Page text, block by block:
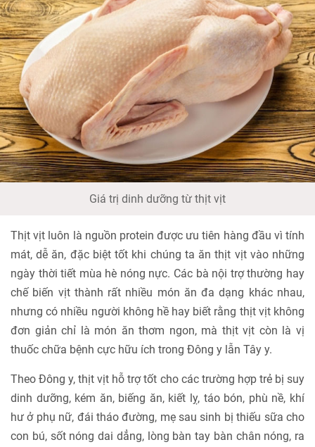
Giá trị dinh dưỡng từ thịt vịt
Thịt vịt luôn là nguồn protein được ưu tiên hàng đầu vì tính
mát, dễ ăn, đặc biệt tốt khi chúng ta ăn thịt vịt vào những
ngày thời tiết mùa hè nóng nực. Các bà nội trợ thường hay
chế biến vịt thành rất nhiều món ăn đa dạng khác nhau,
nhưng có nhiều người không hề hay biết rằng thịt vịt không
đơn giản chỉ là món ăn thơm ngon, mà thịt vịt còn là vị
thuốc chữa bệnh cực hữu ích trong Đông y lẫn Tây y.
Theo Đông y, thịt vịt hỗ trợ tốt cho các trường hợp trẻ bị suy
dinh dưỡng, kém ăn, biếng ăn, kiết lỵ, táo bón, phù nề, khí
hư ở phụ nữ, đái tháo đường, mẹ sau sinh bị thiếu sữa cho
con bú, sốt nóng dai dẳng, lòng bàn tay bàn chân nóng, ra